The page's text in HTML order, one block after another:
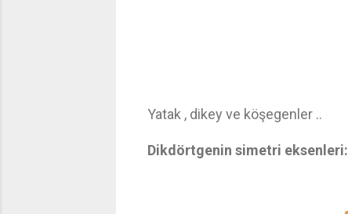
Yatak , dikey ve köşegenler ..
Dikdörtgenin simetri eksenleri: